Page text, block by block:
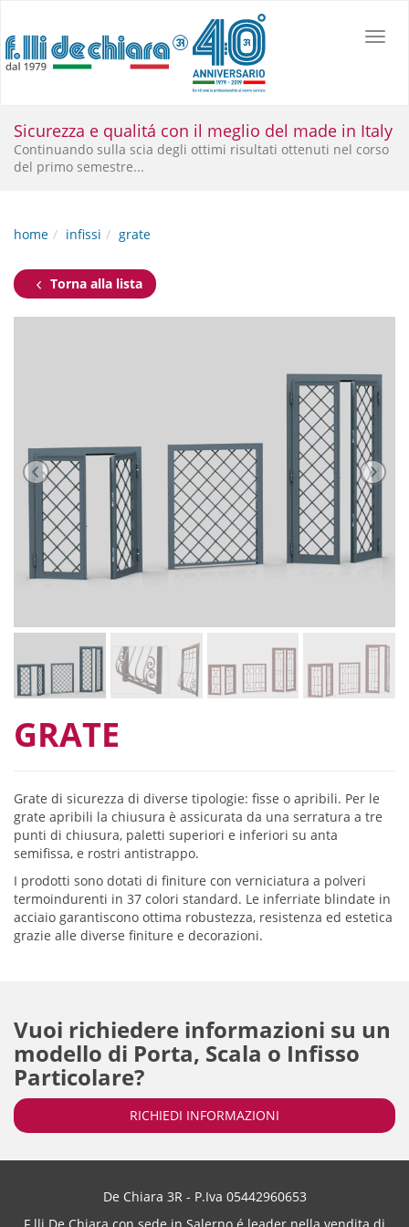
Sconto promozionale su Scrigno BaseSconto
promozionale su Scrigno Base per interni nelle misure
Sicurezza e qualitá con il meglio del made in Italy
Continuando sulla scia degli ottimi risultati ottenuti nel corso
del primo semestre...
home infissi grate
Torna alla lista
GRATE
Grate di sicurezza di diverse tipologie: fisse o apribili. Per le
grate apribili la chiusura è assicurata da una serratura a tre
punti di chiusura, paletti superiori e inferiori su anta
semifissa, e rostri antistrappo.
I prodotti sono dotati di finiture con verniciatura a polveri
termoindurenti in 37 colori standard. Le inferriate blindate in
acciaio garantiscono ottima robustezza, resistenza ed estetica
grazie alle diverse finiture e decorazioni.
Vuoi richiedere informazioni su un
modello di Porta, Scala o Infisso
Particolare?
RICHIEDI INFORMAZIONI
De Chiara 3R - P.Iva 05442960653
F.lli De Chiara con sede in Salerno é leader nella vendita di